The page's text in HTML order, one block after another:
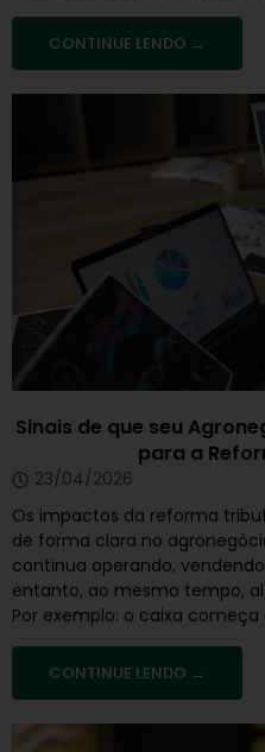
CONTINUE LENDO →
Sinais de que seu
para a
23/04/2026
Os impactos da reforma
de forma clara no
continua operando,
entanto, ao mesmo tempo,
Por exemplo: o caixa começa
CONTINUE LENDO →